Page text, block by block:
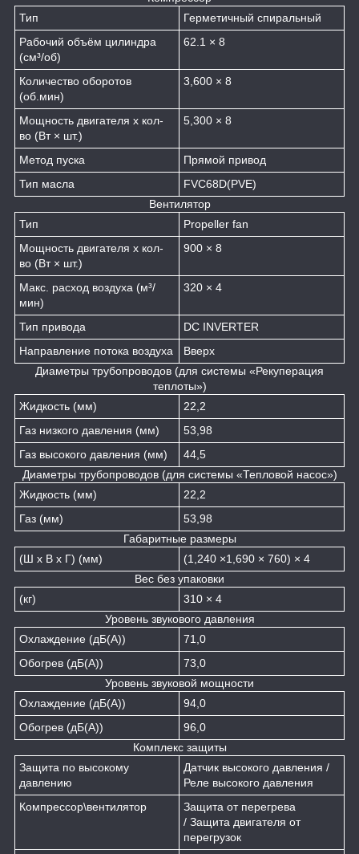
Тип
Герметичный спиральный
Рабочий объём цилиндра
(см³/об)
62.1 × 8
Количество оборотов
(об.мин)
3,600 × 8
Мощность двигателя х кол-
во (Вт × шт.)
5,300 × 8
Метод пуска
Прямой привод
Тип масла
FVC68D(PVE)
Вентилятор
Тип
Propeller fan
Мощность двигателя х кол-
во (Вт × шт.)
900 × 8
Макс. расход воздуха (м³/
мин)
320 × 4
Тип привода
DC INVERTER
Направление потока воздуха
Вверх
Диаметры трубопроводов (для системы «Рекуперация
теплоты»)
Жидкость (мм)
22,2
Газ низкого давления (мм)
53,98
Газ высокого давления (мм)
44,5
Диаметры трубопроводов (для системы «Тепловой насос»)
Жидкость (мм)
22,2
Газ (мм)
53,98
Габаритные размеры
(Ш х В х Г) (мм)
(1,240 ×1,690 × 760) × 4
Вес без упаковки
(кг)
310 × 4
Уровень звукового давления
Охлаждение (дБ(А))
71,0
Обогрев (дБ(А))
73,0
Уровень звуковой мощности
Охлаждение (дБ(А))
94,0
Обогрев (дБ(А))
96,0
Комплекс защиты
Защита по высокому
давлению
Датчик высокого давления /
Реле высокого давления
Компрессор\вентилятор
Защита от перегрева
/ Защита двигателя от
перегрузок